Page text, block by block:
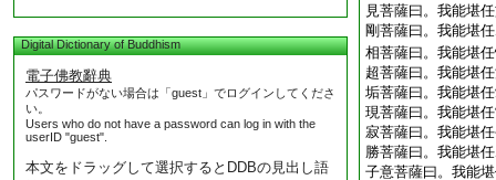
Digital Dictionary of Buddhism
電子佛教辭典
パスワードがない場合は「guest」でログインしてくださ
い。
Users who do not have a password can log in with the
userID "guest".
本文をドラッグして選択するとDDBの見出し語
見菩薩曰。我能堪
剛菩薩曰。我能堪
相菩薩曰。我能堪
超菩薩曰。我能堪
垢菩薩曰。我能堪
現菩薩曰。我能堪
寂菩薩曰。我能堪
勝菩薩曰。我能堪
子意菩薩曰。我能